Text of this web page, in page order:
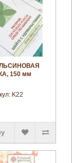
150 мм
K22